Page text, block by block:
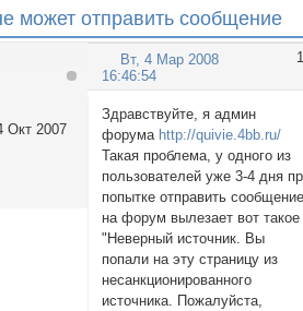
может отправить сообщение
1
Вт, 4 Мар 2008
16:46:54
Окт 2007
Здравствуйте, я админ
форума http://quivie.4bb.ru/
Такая проблема, у одного из
пользователей уже 3-4 дня
попытке отправить
на форум вылезает вот такое
"Неверный источник. Вы
попали на эту страницу из
несанкционированного
источника. Пожалуйста,